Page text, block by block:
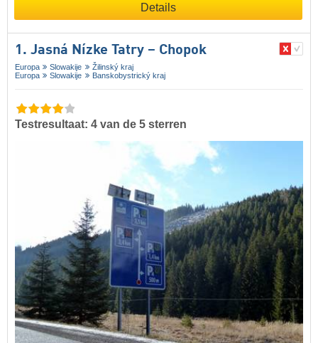
Details
1. Jasná Nízke Tatry – Chopok
Europa Slowakije
Žilinský kraj
Europa
Slowakije Banskobystrický kraj
Testresultaat: 4 van de 5 sterren